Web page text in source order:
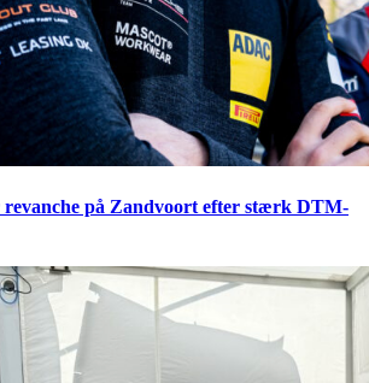
revanche på Zandvoort efter stærk DTM-